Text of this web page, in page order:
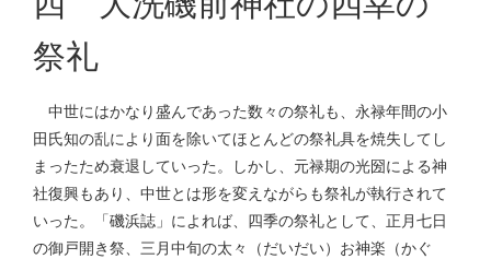
祭礼
中世にはかなり盛んであった数々の祭礼も、永禄年間の小
田氏知の乱により面を除いてほとんどの祭礼具を焼失してし
まったため衰退していった。しかし、元禄期の光圀による神
社復興もあり、中世とは形を変えながらも祭礼が執行されて
いった。「磯浜誌」によれば、四季の祭礼として、正月七日
の御戸開き祭、三月中旬の太々（だいだい）お神楽（かぐ